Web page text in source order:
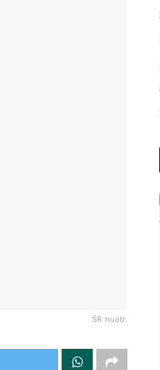
ŠR nuotr.